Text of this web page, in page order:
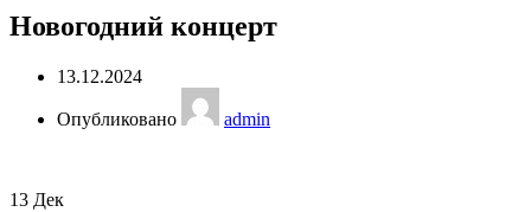
Новогодний концерт
13.12.2024
Опубликовано admin
13 Дек